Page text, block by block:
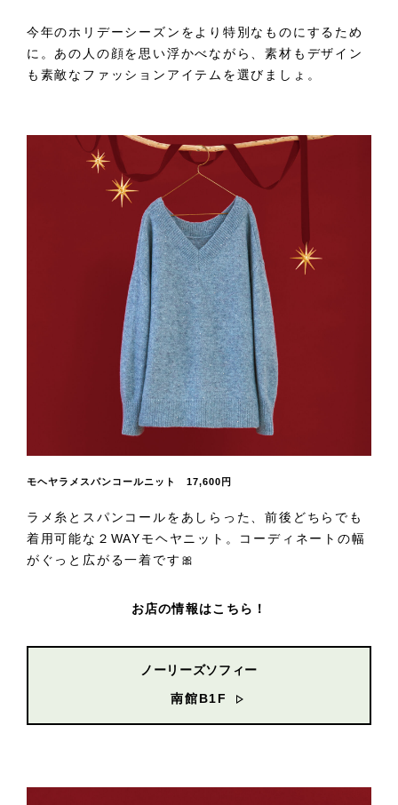
今年のホリデーシーズンをより特別なものにするため
に。あの人の顔を思い浮かべながら、素材もデザイン
も素敵なファッションアイテムを選びましょ。
モヘヤラメスパンコールニット 17,600円
ラメ糸とスパンコールをあしらった、前後どちらでも
着用可能な２WAYモヘヤニット。コーディネートの幅
がぐっと広がる一着です🎀
お店の情報はこちら！
ノーリーズソフィー
南館B1F